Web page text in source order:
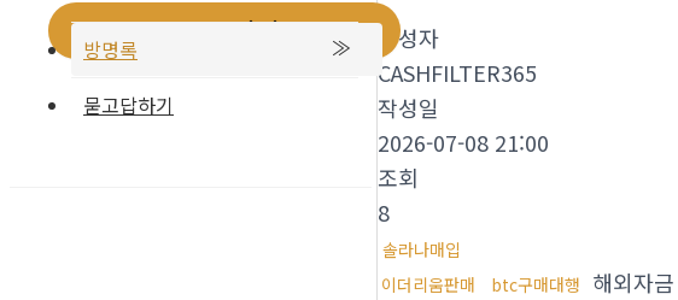
메뉴 토글
방명록
묻고답하기
작성자
CASHFILTER365
작성일
2026-07-08 21:00
조회
8
솔라나매입
이더리움판매
btc구매대행 해외자금